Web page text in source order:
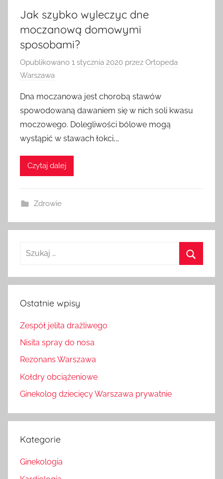
Jak szybko wyleczyc dne
moczanową domowymi
sposobami?
Opublikowano 1 stycznia 2020 przez Ortopeda
Warszawa
Dna moczanowa jest chorobą stawów
spowodowaną dawaniem się w nich soli kwasu
moczowego. Dolegliwości bólowe mogą
wystąpić w stawach łokci,…
Czytaj dalej
Zdrowie
Szukaj:
Ostatnie wpisy
Zespół jelita drażliwego
Nisita spray do nosa
Rezonans Warszawa
Kołdry obciążeniowe
Ginekolog dziecięcy Warszawa prywatnie
Kategorie
Ginekologia